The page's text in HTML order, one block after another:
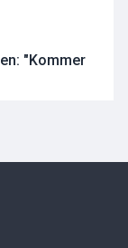
"Kommer